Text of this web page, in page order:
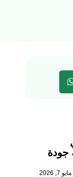
جودة
مايو 7, 2026